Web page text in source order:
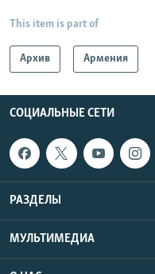
This item is part of
Архив Армения
СОЦИАЛЬНЫЕ СЕТИ
РАЗДЕЛЫ
МУЛЬТИМЕДИА